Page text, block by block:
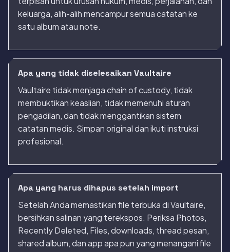
keluarga, alih-alih mencampur semua catatan ke
satu album atau note.
Apa yang tidak diselesaikan Vaultaire
Vaultaire tidak menjaga chain of custody, tidak
membuktikan keaslian, tidak memenuhi aturan
pengadilan, dan tidak menggantikan sistem
catatan medis. Simpan original dan ikuti instruksi
profesional.
Apa yang harus dihapus setelah import
Setelah Anda memastikan file terbuka di Vaultaire,
bersihkan salinan yang terekspos. Periksa Photos,
Recently Deleted, Files, downloads, thread pesan,
shared album, dan app apa pun yang menangani file